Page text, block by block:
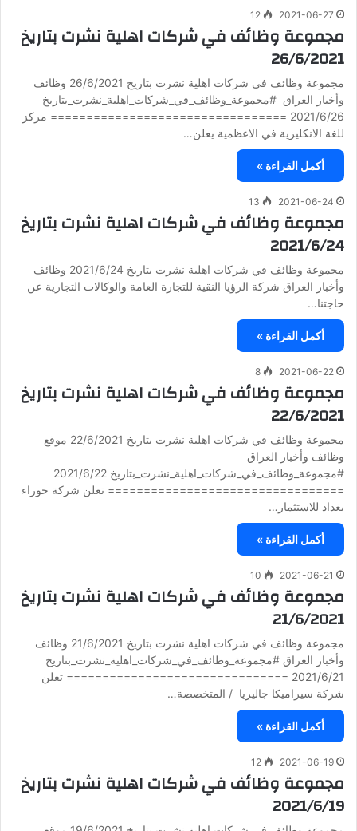
2021-06-27
12
مجموعة وظائف في شركات اهلية نشرت بتاريخ
26/6/2021
مجموعة وظائف في شركات اهلية نشرت بتاريخ 26/6/2021 وظائف
وأخبار العراق #مجموعة_وظائف_في_شركات_اهلية_نشرت_بتاريخ
2021/6/26 ================================= مركز
للغة الانكليزية في الاعظمية يعلن…
أكمل القراءة »
2021-06-24
13
مجموعة وظائف في شركات اهلية نشرت بتاريخ
2021/6/24
مجموعة وظائف في شركات اهلية نشرت بتاريخ 2021/6/24 وظائف
وأخبار العراق شركة الرؤيا النقية للتجارة العامة والوكالات التجارية عن
حاجتنا…
أكمل القراءة »
2021-06-22
8
مجموعة وظائف في شركات اهلية نشرت بتاريخ
22/6/2021
مجموعة وظائف في شركات اهلية نشرت بتاريخ 22/6/2021 موقع
وظائف وأخبار العراق
#مجموعة_وظائف_في_شركات_اهلية_نشرت_بتاريخ 2021/6/22
================================= تعلن شركة حوراء
بغداد للاستثمار…
أكمل القراءة »
2021-06-21
10
مجموعة وظائف في شركات اهلية نشرت بتاريخ
21/6/2021
مجموعة وظائف في شركات اهلية نشرت بتاريخ 21/6/2021 وظائف
وأخبار العراق #مجموعة_وظائف_في_شركات_اهلية_نشرت_بتاريخ
2021/6/21 =============================== تعلن
شركة سيراميكا جاليريا / المتخصصة…
أكمل القراءة »
2021-06-19
12
مجموعة وظائف في شركات اهلية نشرت بتاريخ
2021/6/19